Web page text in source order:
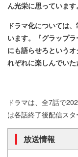
ん光栄に思っています。
ドラマ化については
います。『グラップ
にも語らせろという
れぞれに楽しんでいた
ドラマは、全7話で
は各話終了後配信スタ
放送情報